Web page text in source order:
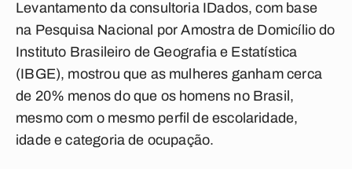
Levantamento da consultoria IDados, com base
na Pesquisa Nacional por Amostra de Domicílio do
Instituto Brasileiro de Geografia e Estatística
(IBGE), mostrou que as mulheres ganham cerca
de 20% menos do que os homens no Brasil,
mesmo com o mesmo perfil de escolaridade,
idade e categoria de ocupação.